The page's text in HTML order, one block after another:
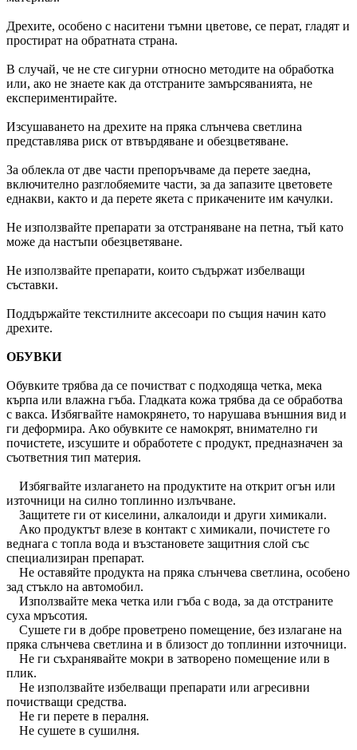
Дрехите, особено с наситени тъмни цветове, се перат, гладят и
простират на обратната страна.
В случай, че не сте сигурни относно методите на обработка
или, ако не знаете как да отстраните замърсяванията, не
експериментирайте.
Изсушаването на дрехите на пряка слънчева светлина
представлява риск от втвърдяване и обезцветяване.
За облекла от две части препоръчваме да перете заедна,
включително разглобяемите части, за да запазите цветовете
еднакви, както и да перете якета с прикачените им качулки.
Не използвайте препарати за отстраняване на петна, тъй като
може да настъпи обезцветяване.
Не използвайте препарати, които съдържат избелващи
съставки.
Поддържайте текстилните аксесоари по същия начин като
дрехите.
ОБУВКИ
Обувките трябва да се почистват с подходяща четка, мека
кърпа или влажна гъба. Гладката кожа трябва да се обработва
с вакса. Избягвайте намокрянето, то нарушава външния вид и
ги деформира. Ако обувките се намокрят, внимателно ги
почистете, изсушите и обработете с продукт, предназначен за
съответния тип материя.
Избягвайте излагането на продуктите на открит огън или
източници на силно топлинно излъчване.
Защитете ги от киселини, алкалоиди и други химикали.
Ако продуктът влезе в контакт с химикали, почистете го
веднага с топла вода и възстановете защитния слой със
специализиран препарат.
Не оставяйте продукта на пряка слънчева светлина, особено
зад стъкло на автомобил.
Използвайте мека четка или гъба с вода, за да отстраните
суха мръсотия.
Сушете ги в добре проветрено помещение, без излагане на
пряка слънчева светлина и в близост до топлинни източници.
Не ги съхранявайте мокри в затворено помещение или в
плик.
Не използвайте избелващи препарати или агресивни
почистващи средства.
Не ги перете в пералня.
Не сушете в сушилня.